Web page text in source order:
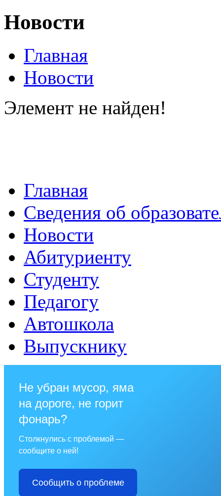
Новости
Главная
Новости
Элемент не найден!
Главная
Сведения об
Новости
Абитуриенту
Студенту
Педагогу
Автошкола
Выпускнику
Не убран мусор, яма
на дороге, не горит
фонарь?
Столкнулись с проблемой —
сообщите о ней!
Сообщить о проблеме